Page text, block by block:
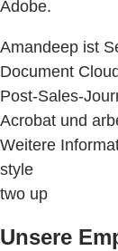
Adobe.
Amandeep ist
Document
Post-Sales-
Acrobat und
Weitere
style
two up
Unsere